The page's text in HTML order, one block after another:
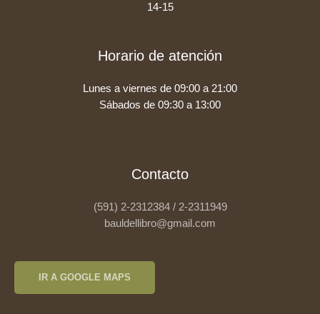
14-15
Horario de atención
Lunes a viernes de 09:00 a 21:00
Sábados de 09:30 a 13:00
Contacto
(591) 2-2312384 / 2-2311949
bauldellibro@gmail.com
IR A GOOGLE MAPS